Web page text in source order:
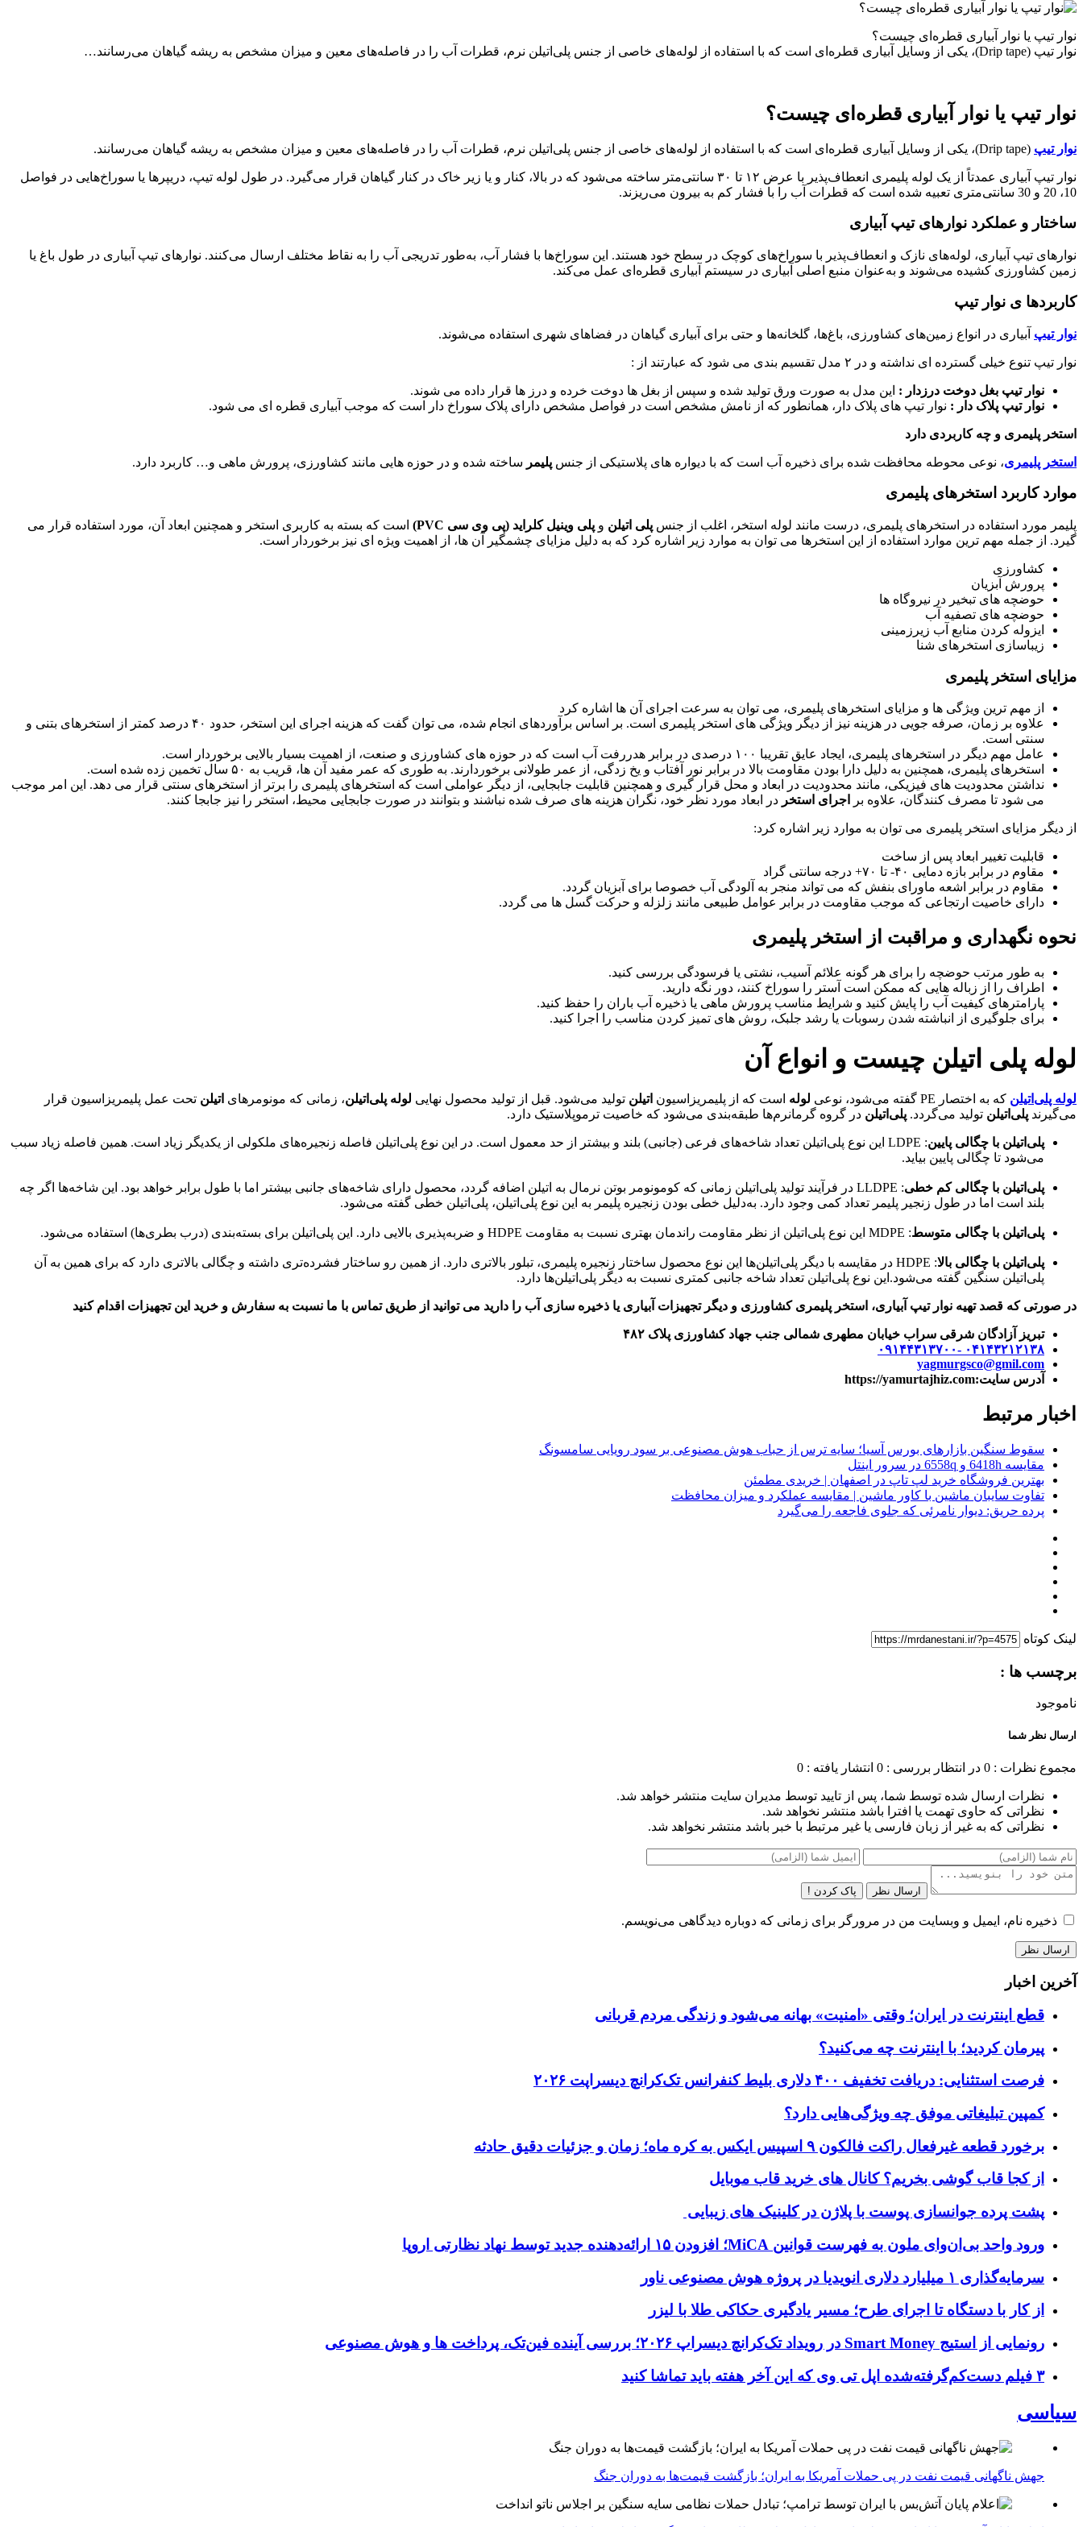
نوار تیپ یا نوار آبیاری قطره‌ای چیست؟
نوار تیپ (Drip tape)، یکی از وسایل آبیاری قطره‌ای است که با استفاده از لوله‌های خاصی از جنس پلی‌اتیلن نرم، قطرات آب را در فاصله‌های معین و میزان مشخص به ریشه گیاهان می‌رسانند…
نوار تیپ یا نوار آبیاری قطره‌ای چیست؟
نوار تیپ (Drip tape)، یکی از وسایل آبیاری قطره‌ای است که با استفاده از لوله‌های خاصی از جنس پلی‌اتیلن نرم، قطرات آب را در فاصله‌های معین و میزان مشخص به ریشه گیاهان می‌رسانند.
نوار تیپ آبیاری عمدتاً از یک لوله پلیمری انعطاف‌پذیر با عرض ۱۲ تا ۳۰ سانتی‌متر ساخته می‌شود که در بالا، کنار و یا زیر خاک در کنار گیاهان قرار می‌گیرد. در طول لوله تیپ، دریپرها یا سوراخ‌هایی در فواصل
10، 20 و 30 سانتی‌متری تعبیه شده است که قطرات آب را با فشار کم به بیرون می‌ریزند.
ساختار و عملکرد نوارهای تیپ‌ آبیاری
نوارهای تیپ آبیاری، لوله‌های نازک و انعطاف‌پذیر با سوراخ‌های کوچک در سطح خود هستند. این سوراخ‌ها با فشار آب، به‌طور تدریجی آب را به نقاط مختلف ارسال می‌کنند. نوارهای تیپ آبیاری در طول باغ یا
زمین کشاورزی کشیده می‌شوند و به‌عنوان منبع اصلی آبیاری در سیستم آبیاری قطره‌ای عمل می‌کند.
کاربردها ی نوار تیپ
نوار تیپ آبیاری در انواع زمین‌های کشاورزی، باغ‌ها، گلخانه‌ها و حتی برای آبیاری گیاهان در فضاهای شهری استفاده می‌شوند.
نوار تیپ تنوع خیلی گسترده ای نداشته و در ۲ مدل تقسیم بندی می شود که عبارتند از :
نوار تیپ بغل دوخت درزدار : این مدل به صورت ورق تولید شده و سپس از بغل ها دوخت خرده و درز ها قرار داده می شوند.
نوار تیپ پلاک دار : نوار تیپ های پلاک دار، همانطور که از نامش مشخص است در فواصل مشخص دارای پلاک سوراخ دار است که موجب آبیاری قطره ای می شود.
استخر پلیمری و چه کاربردی دارد
استخر پلیمری، نوعی محوطه محافظت شده برای ذخیره آب است که با دیواره های پلاستیکی از جنس پلیمر ساخته شده و در حوزه هایی مانند کشاورزی، پرورش ماهی و… کاربرد دارد.
موارد کاربرد استخرهای پلیمری
پلیمر مورد استفاده در استخرهای پلیمری، درست مانند لوله استخر، اغلب از جنس پلی اتیلن و پلی وینیل کلراید (پی وی سی PVC)
است که بسته به کاربری استخر و همچنین ابعاد آن، مورد استفاده قرار می
گیرد. از جمله مهم ترین موارد استفاده از این استخرها می توان به موارد زیر اشاره کرد که به دلیل مزایای چشمگیر آن ها، از اهمیت ویژه ای نیز برخوردار است.
کشاورزی
پرورش آبزیان
حوضچه های تبخیر در نیروگاه ها
حوضچه های تصفیه آب
ایزوله کردن منابع آب زیرزمینی
زیباسازی استخرهای شنا
مزایای استخر پلیمری
از مهم ترین ویژگی ها و مزایای استخرهای پلیمری، می توان به سرعت اجرای آن ها اشاره کرد
علاوه بر زمان، صرفه جویی در هزینه نیز از دیگر ویژگی های استخر پلیمری است. بر اساس برآوردهای انجام شده، می توان گفت که هزینه اجرای این استخر، حدود ۴۰ درصد کمتر از استخرهای بتنی و
سنتی است.
عامل مهم دیگر در استخرهای پلیمری، ایجاد عایق تقریبا ۱۰۰ درصدی در برابر هدررفت آب است که در حوزه های کشاورزی و صنعت، از اهمیت بسیار بالایی برخوردار است.
استخرهای پلیمری، همچنین به دلیل دارا بودن مقاومت بالا در برابر نور آفتاب و یخ زدگی، از عمر طولانی برخوردارند. به طوری که عمر مفید آن ها، قریب به ۵۰ سال تخمین زده شده است.
نداشتن محدودیت های فیزیکی، مانند محدودیت در ابعاد و محل قرار گیری و همچنین قابلیت جابجایی، از دیگر عواملی است که استخرهای پلیمری را برتر از استخرهای سنتی قرار می دهد. این امر موجب
می شود تا مصرف کنندگان، علاوه بر
اجرای استخر در ابعاد مورد نظر خود، نگران هزینه های صرف شده نباشند و بتوانند در صورت جابجایی محیط، استخر را نیز جابجا کنند.
از دیگر مزایای استخر پلیمری می توان به موارد زیر اشاره کرد:
قابلیت تغییر ابعاد پس از ساخت
مقاوم در برابر بازه دمایی ۴۰- تا ۷۰+ درجه سانتی گراد
مقاوم در برابر اشعه ماورای بنفش که می تواند منجر به آلودگی آب خصوصا برای آبزیان گردد.
دارای خاصیت ارتجاعی که موجب مقاومت در برابر عوامل طبیعی مانند زلزله و حرکت گسل ها می گردد.
نحوه نگهداری و مراقبت از استخر پلیمری
به طور مرتب حوضچه را برای هر گونه علائم آسیب، نشتی یا فرسودگی بررسی کنید.
اطراف را از زباله هایی که ممکن است آستر را سوراخ کنند، دور نگه دارید.
پارامترهای کیفیت آب را پایش کنید و شرایط مناسب پرورش ماهی یا ذخیره آب باران را حفظ کنید.
برای جلوگیری از انباشته شدن رسوبات یا رشد جلبک، روش های تمیز کردن مناسب را اجرا کنید.
لوله پلی ‌اتیلن چیست و انواع آن
لوله‌ پلی‌اتیلن که به اختصار PE گفته می‌شود، نوعی لوله است که از پلیمریزاسیون اتیلن تولید می‌شود. قبل از تولید محصول نهایی لوله پلی‌اتیلن، زمانی که مونومرهای اتیلن تحت عمل پلیمریزاسیون قرار
می‌گیرند پلی‌اتیلن تولید می‌گردد. پلی‌اتیلن در گروه گرمانرم‌ها طبقه‌بندی می‌شود که خاصیت ترموپلاستیک دارد.
پلی‌اتیلن با چگالی پایین
: LDPE این نوع پلی‌اتیلن تعداد شاخه‌های فرعی (جانبی) بلند و بیشتر از حد معمول است. در این نوع پلی‌اتیلن فاصله‌ زنجیره‌های ملکولی از یکدیگر زیاد است. همین فاصله‌ زیاد سبب
می‌شود تا چگالی پایین بیاید.
پلی‌اتیلن با چگالی کم خطی
: LLDPE در فرآیند تولید پلی‌اتیلن زمانی که کومونومر بوتن نرمال به اتیلن اضافه گردد، محصول دارای شاخه‌های جانبی بیشتر اما با طول برابر خواهد بود. این شاخه‌ها اگر چه
بلند است اما در طول زنجیر پلیمر تعداد کمی وجود دارد. به‌دلیل خطی بودن زنجیره‌ پلیمر به این نوع پلی‌اتیلن‌، پلی‌اتیلن خطی گفته می‌شود.
پلی‌اتیلن با چگالی متوسط: MDPE این نوع پلی‌اتیلن از نظر مقاومت راندمان بهتری نسبت به مقاومت HDPE و ضربه‌پذیری بالایی دارد. این پلی‌اتیلن برای بسته‌بندی (درب بطری‌ها) استفاده می‌شود.
پلی‌اتیلن با چگالی بالا
: HDPE در مقایسه با دیگر پلی‌اتیلن‌ها این نوع محصول ساختار زنجیره‌ پلیمری‌، تبلور بالاتری دارد. از همین ‌رو ساختار فشرده‌تری داشته و چگالی بالاتری دارد که برای همین به آن
پلی‌اتیلن سنگین گفته می‌شود.این نوع پلی‌اتیلن تعداد شاخه‌ جانبی کمتری نسبت به دیگر پلی‌اتیلن‌ها دارد.
در صورتی که قصد تهیه نوار تیپ آبیاری، استخر پلیمری کشاورزی و دیگر تجهیزات آبیاری یا ذخیره سازی آب را دارید می توانید از طریق تماس با ما نسبت به سفارش و خرید این تجهیزات اقدام کنید
تبریز آزادگان شرقی سراب خیابان مطهری شمالی جنب جهاد کشاورزی پلاک ۴۸۲
۰۴۱۴۳۲۱۲۱۳۸ -۰۹۱۴۴۳۱۳۷۰۰
yagmurgsco@gmil.com
آدرس سایت:https://yamurtajhiz.com
اخبار مرتبط
سقوط سنگین بازارهای بورس آسیا؛ سایه ترس از حباب هوش مصنوعی بر سود رویایی سامسونگ
مقایسه 6418h و 6558q در سرور اینتل
بهترین فروشگاه خرید لپ تاپ در اصفهان | خریدی مطمئن
تفاوت سایبان ماشین با کاور ماشین | مقایسه عملکرد و میزان محافظت
پرده حریق: دیوار نامرئی که جلوی فاجعه را می‌گیرد
لینک کوتاه
برچسب ها :
ناموجود
ارسال نظر شما
مجموع نظرات : 0 در انتظار بررسی : 0 انتشار یافته : 0
نظرات ارسال شده توسط شما، پس از تایید توسط مدیران سایت منتشر خواهد شد.
نظراتی که حاوی تهمت یا افترا باشد منتشر نخواهد شد.
نظراتی که به غیر از زبان فارسی یا غیر مرتبط با خبر باشد منتشر نخواهد شد.
ارسال نظر پاک کردن !
ذخیره نام، ایمیل و وبسایت من در مرورگر برای زمانی که دوباره دیدگاهی می‌نویسم.
آخرین اخبار
قطع اینترنت در ایران؛ وقتی «امنیت» بهانه می‌شود و زندگی مردم قربانی
پیرمان کردید؛ با اینترنت چه می‌کنید؟
فرصت استثنایی: دریافت تخفیف ۴۰۰ دلاری بلیط کنفرانس تک‌کرانچ دیسراپت ۲۰۲۶
کمپین تبلیغاتی موفق چه ویژگی‌هایی دارد؟
برخورد قطعه غیرفعال راکت فالکون ۹ اسپیس ایکس به کره ماه؛ زمان و جزئیات دقیق حادثه
از کجا قاب گوشی بخریم؟ کانال های خرید قاب موبایل
پشت پرده جوانسازی پوست با پلاژن در کلینیک های زیبایی
ورود واحد بی‌ان‌وای ملون به فهرست قوانین MiCA؛ افزودن ۱۵ ارائه‌دهنده جدید توسط نهاد نظارتی اروپا
سرمایه‌گذاری ۱ میلیارد دلاری انویدیا در پروژه هوش مصنوعی ناور
از کار با دستگاه تا اجرای طرح؛ مسیر یادگیری حکاکی طلا با لیزر
رونمایی از استیج Smart Money در رویداد تک‌کرانچ دیسراپ ۲۰۲۶؛ بررسی آینده فین‌تک، پرداخت‌ ها و هوش مصنوعی
۳ فیلم دست‌کم‌گرفته‌شده اپل تی وی که این آخر هفته باید تماشا کنید
سیاسی
جهش ناگهانی قیمت نفت در پی حملات آمریکا به ایران؛ بازگشت قیمت‌ها به دوران جنگ